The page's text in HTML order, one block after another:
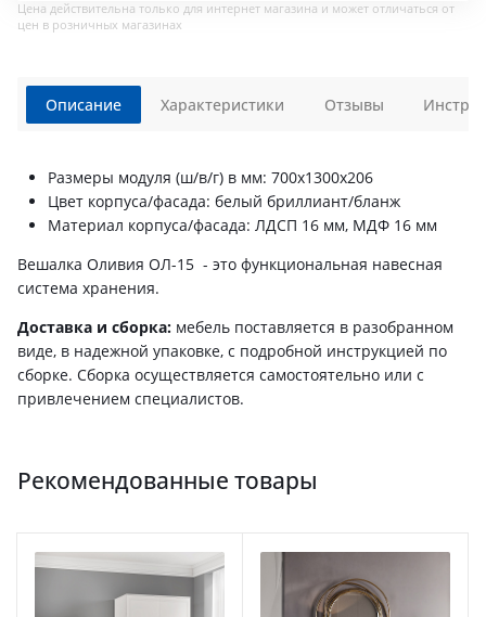
Цена действительна только для интернет магазина и может отличаться от
цен в розничных магазинах
Описание
Размеры модуля (ш/в/г) в мм: 700х1300х206
Цвет корпуса/фасада: белый бриллиант/бланж
Материал корпуса/фасада: ЛДСП 16 мм, МДФ 16 мм
Вешалка Оливия ОЛ-15 - это функциональная навесная
система хранения.
Доставка и сборка: мебель поставляется в разобранном
виде, в надежной упаковке, с подробной инструкцией по
сборке. Сборка осуществляется самостоятельно или с
привлечением специалистов.
Характеристики Отзывы
Рекомендованные товары